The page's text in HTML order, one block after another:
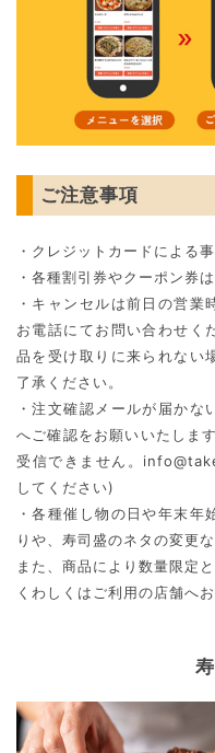
ご注意事項
・クレジットカードによる
・各種割引券やクーポン券
・キャンセルは前日の営業
お電話にてお問い合わせく
品を受け取りに来られない
了承ください。
・注文確認メールが届かな
へご確認をお願いいたしま
受信できません。
してください)
・各種催し物の日や年末年
りや、寿司盛のネタの変更
また、商品により数量限定
くわしくはご利用の店舗へ